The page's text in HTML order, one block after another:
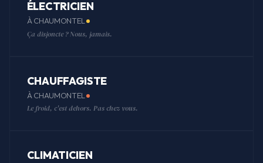
ÉLECTRICIEN
À CHAUMONTEL
Ça disjoncte ? Nous, jamais.
CHAUFFAGISTE
À CHAUMONTEL
Le froid, c'est dehors. Pas chez vous.
CLIMATICIEN